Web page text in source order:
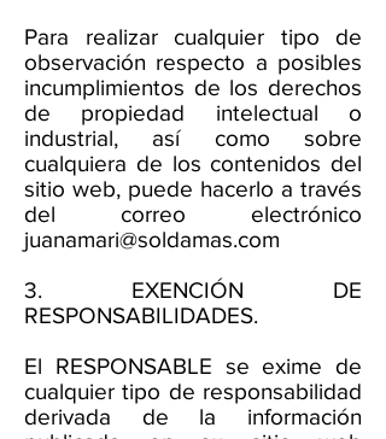
Para realizar cualquier tipo de
observación respecto a posibles
incumplimientos de los derechos
de propiedad intelectual o
industrial, así como sobre
cualquiera de los contenidos del
sitio web, puede hacerlo a través
del correo electrónico
juanamari@soldamas.com
3. EXENCIÓN DE
RESPONSABILIDADES.
El RESPONSABLE se exime de
cualquier tipo de responsabilidad
derivada de la información